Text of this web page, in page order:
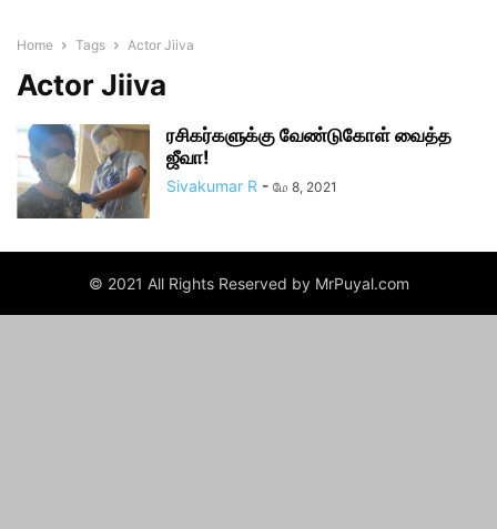
Home Tags Actor Jiiva
Actor Jiiva
ரசிகர்களுக்கு வேண்டுகோள் வைத்த
ஜீவா!
Sivakumar R - மே 8, 2021
© 2021 All Rights Reserved by MrPuyal.com